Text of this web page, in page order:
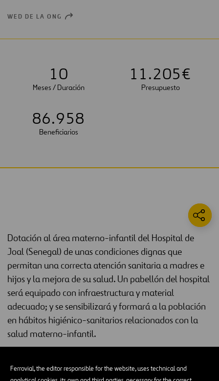
Ferrovial, the editor responsible for the website, uses technical and
WED DE LA ONG OPEN
10
Meses / Duración
1 1.205€
Presupuesto
86.958
Beneficiarios
Dotación al área materno-infantil del Hospital de
Joal (Senegal) de unas condiciones dignas que
permitan una correcta atención sanitaria a madres e
hijos y la mejora de su salud. Un pabellón del hospital
será equipado con infraestructura y material
adecuado; y se sensibilizará y formará a la población
en hábitos higiénico-sanitarios relacionados con la
salud materno-infantil.
El pabellón materno-infantil del Hospital de Joal permanece